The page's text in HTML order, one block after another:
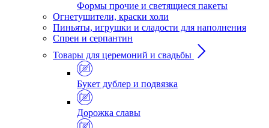
Формы прочие и светящиеся пакеты
Огнетушители, краски холи
Пиньяты, игрушки и сладости для наполнения
Спреи и серпантин
Товары для церемоний и свадьбы
Букет дублер и подвязка
Дорожка славы